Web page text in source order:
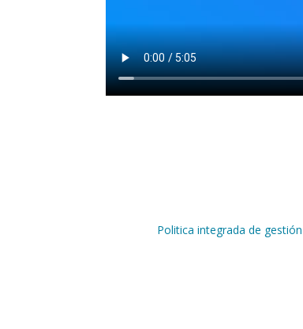
Politica integrada de gestión